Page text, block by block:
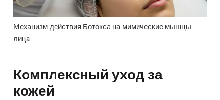
Механизм действия Ботокса на мимические мышцы
лица
Комплексный уход за
кожей